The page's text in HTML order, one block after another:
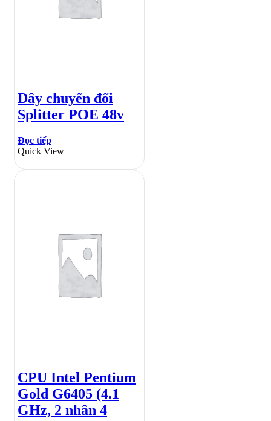
Dây chuyển đổi
Splitter POE 48v
Đọc tiếp
Quick View
CPU Intel Pentium
Gold G6405 (4.1
GHz, 2 nhân 4